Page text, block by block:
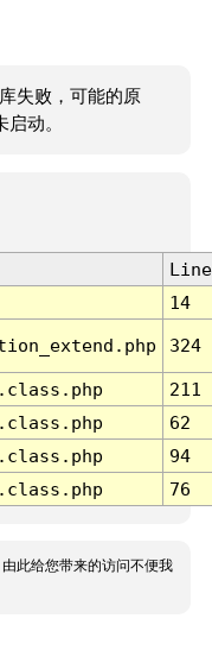
失败，可能的原
动。
Line
14
324
211
62
94
76
此给您带来的访问不便我